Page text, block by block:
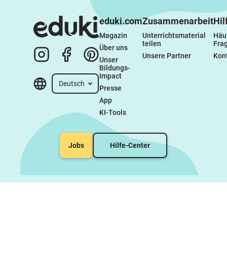
Deutsch
eduki.com
Magazin
Über uns
Unser
Bildungs-
Impact
Presse
App
KI-Tools
Zusammenarbeit
Unterrichtsmaterial
teilen
Unsere Partner
Jobs Hilfe-Center